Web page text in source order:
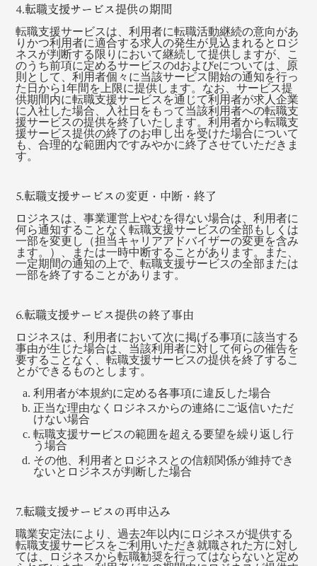
4.転職支援サービス提供の期間
転職支援サービスは、利用者に転職活動継続の意向があ
りかつ利用者に適合する求人の発生が見込まれるとロジ
ネスが判断する限りにおいて継続して提供しますが、こ
のうち前項に定めるサービスのdおよびeについては、原
則として、利用者個々に当該サービス開始の通知を行っ
た日から1年間を上限に提供します。なお、サービス提
供期間内に転職支援サービスを通じて利用者が求人企業
に入社した場合、入社日をもって当該利用者への転職支
援サービスの提供を終了いたします。利用者から転職支
援サービス提供の終了のお申し出を受けた場合について
も、合理的な範囲内ですみやかに終了させていただきま
す。
5.転職支援サービスの変更・中断・終了
ロジネスは、事業運営上やむを得ない場合は、利用者に
何ら通知することなく転職支援サービスの全部もしくは
一部を変更し（担当キャリアアドバイザーの変更を含み
ます。）、または一時中断することがあります。また、
一定期間の通知の上で、転職支援サービスの全部または
一部を終了することがあります。
6.転職支援サービス提供の終了事由
ロジネスは、利用者において次に掲げる事項に該当する
事由が生じた場合は、当該利用者に対して何らの催告を
要することなく、転職支援サービスの提供を終了するこ
とができるものとします。
利用者が本規約に定める各事項に違反した場合
正当な理由なくロジネスからの連絡にご返信いただ
けない場合
転職支援サービスの範囲を超える要望を繰り返し行
う場合
その他、利用者とロジネスとの信頼関係が維持でき
ないとロジネスが判断した場合
7.転職支援サービスの再申込み
職業安定法により、過去2年以内にロジネスが提供する
転職支援サービスをご利用いただき就職された方に対し
ては、ロジネスから転職勧奨を行ってはならないと定め